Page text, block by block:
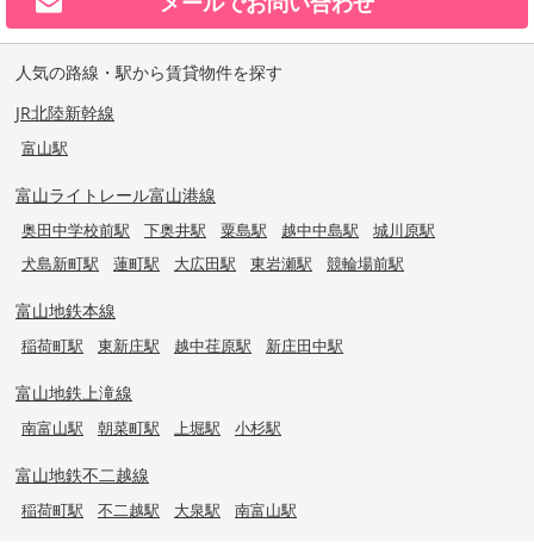
人気の路線・駅から賃貸物件を探す
JR北陸新幹線
富山駅
富山ライトレール富山港線
奥田中学校前駅 下奥井駅 粟島駅 越中中島駅
城川原駅
犬島新町駅
蓮町駅 大広田駅 東岩瀬駅 競輪場前駅
富山地鉄本線
稲荷町駅 東新庄駅 越中荏原駅 新庄田中駅
富山地鉄上滝線
南富山駅 朝菜町駅 上堀駅 小杉駅
富山地鉄不二越線
稲荷町駅 不二越駅 大泉駅 南富山駅